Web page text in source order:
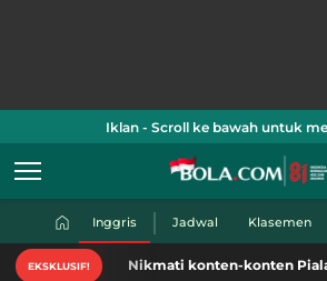
Iklan - Scroll ke bawah untuk
Inggris Jadwal Klasemen
EKSKLUSIF! Nikmati konten-konten Piala